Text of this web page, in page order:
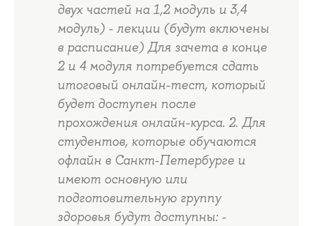
двух частей на 1,2 модуль и 3,4
модуль) - лекции (будут включены
в расписание) Для зачета в конце
2 и 4 модуля потребуется сдать
итоговый онлайн-тест, который
будет доступен после
прохождения онлайн-курса. 2. Для
студентов, которые обучаются
офлайн в Санкт-Петербурге и
имеют основную или
подготовительную группу
здоровья будут доступны: -